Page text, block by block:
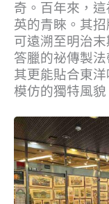
奇。百年來，
英的青睞。其
可遠溯至明治
答臘的祕傳製
其更能貼合東
模仿的獨特風貌